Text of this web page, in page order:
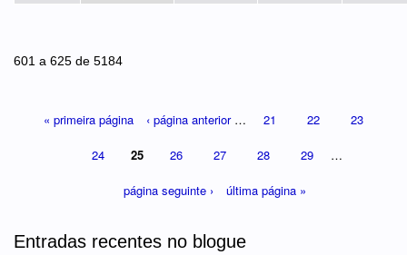
601 a 625 de 5184
« primeira página ‹ página anterior … 21 22 23
24 25 26 27 28 29 …
página seguinte › última página »
Entradas recentes no blogue